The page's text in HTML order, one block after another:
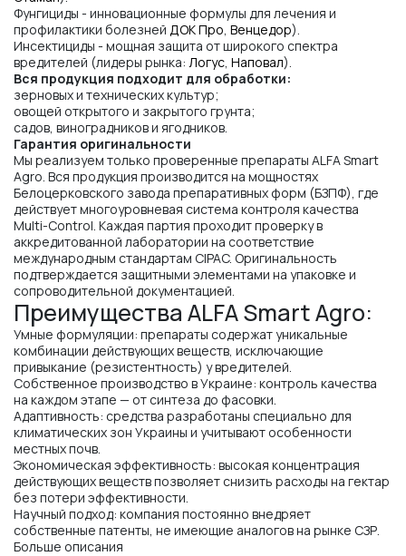
Фунгициды - инновационные формулы для лечения и
профилактики болезней ДОК Про, Венцедор).
Инсектициды - мощная защита от широкого спектра
вредителей (лидеры рынка: Логус, Наповал).
Вся продукция подходит для обработки:
зерновых и технических культур;
овощей открытого и закрытого грунта;
садов, виноградников и ягодников.
Гарантия оригинальности
Мы реализуем только проверенные препараты ALFA Smart
Agro. Вся продукция производится на мощностях
Белоцерковского завода препаративных форм (БЗПФ), где
действует многоуровневая система контроля качества
Multi-Control. Каждая партия проходит проверку в
аккредитованной лаборатории на соответствие
международным стандартам CIPAC. Оригинальность
подтверждается защитными элементами на упаковке и
сопроводительной документацией.
Преимущества ALFA Smart Agro:
Умные формуляции: препараты содержат уникальные
комбинации действующих веществ, исключающие
привыкание (резистентность) у вредителей.
Собственное производство в Украине: контроль качества
на каждом этапе — от синтеза до фасовки.
Адаптивность: средства разработаны специально для
климатических зон Украины и учитывают особенности
местных почв.
Экономическая эффективность: высокая концентрация
действующих веществ позволяет снизить расходы на гектар
без потери эффективности.
Научный подход: компания постоянно внедряет
собственные патенты, не имеющие аналогов на рынке СЗР.
Больше описания